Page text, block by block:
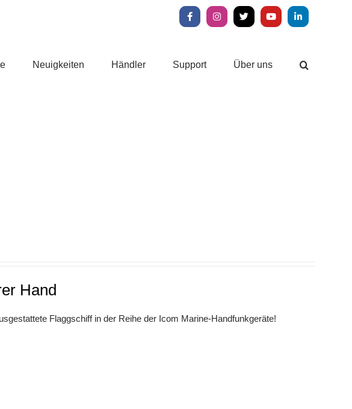
FacebookInstagram
X YouTubeLinkedIn
Neuigkeiten Händler Support Über uns
Hand
Flaggschiff in der Reihe der Icom Marine-Handfunkgeräte!